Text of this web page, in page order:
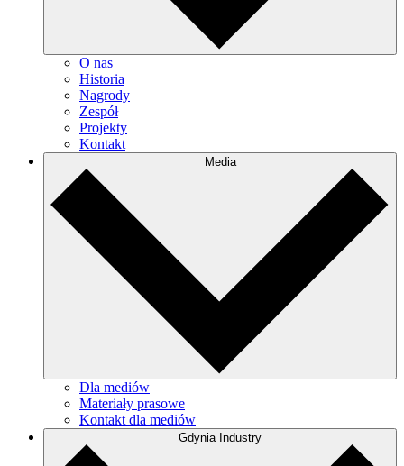
O nas
Historia
Nagrody
Zespół
Projekty
Kontakt
Media
Dla mediów
Materiały prasowe
Kontakt dla mediów
Gdynia Industry